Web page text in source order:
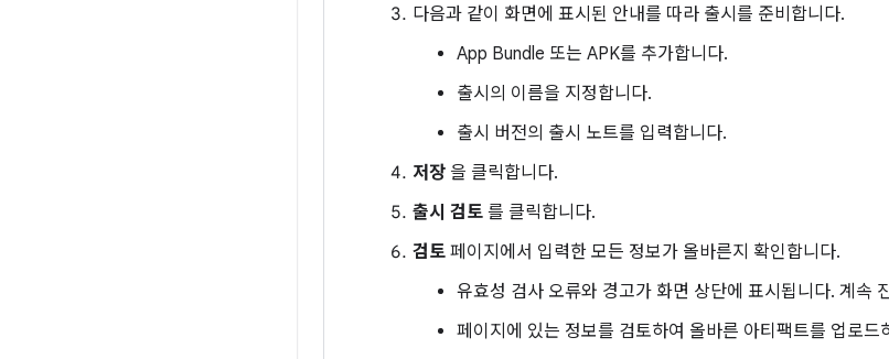
다음과 같이 화면에 표시된 안내를 따라 출시를 준비합니다.
App Bundle 또는 APK를 추가합니다.
출시의 이름을 지정합니다.
출시 버전의 출시 노트를 입력합니다.
저장 을 클릭합니다.
출시 검토 를 클릭합니다.
검토 페이지에서 입력한 모든 정보가 올바른지 확인합니다.
유효성 검사 오류와 경고가 화면 상단에 표시됩니다. 계속
페이지에 있는 정보를 검토하여 올바른 아티팩트를 업로